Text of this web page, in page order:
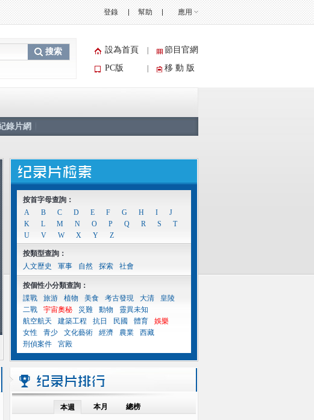
幫助 應用
登錄
搜索 設為首頁
節目官網
PC版
移 動 版
錄片網
按首字母查詢：
A
B C D E F G H I
J
K
L M N O P Q R S
T
U
V W X Y Z
按類型查詢：
人文歷史
軍事 自然 探索 社會
按個性小分類查詢：
諜戰
旅游 植物 美食 考古發現 大清
皇陵
二戰
宇宙奧秘 災難 動物
靈異未知
航空航天
建築工程 抗日 民國 體育
娛樂
女性
青少 文化藝術 經濟 農業
西藏
刑偵案件
宮殿
本週 本月 總榜